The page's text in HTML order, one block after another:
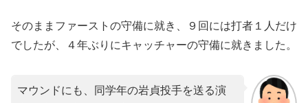
そのままファーストの守備に就き、９回には打者１人だけ
でしたが、４年ぶりにキャッチャーの守備に就きました。
マウンドにも、同学年の岩貞投手を送る演